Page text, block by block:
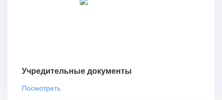
Учредительные документы
Посмотреть